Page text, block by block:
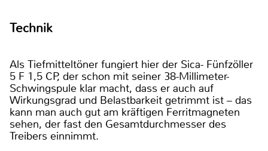
Technik
Als Tiefmitteltöner fungiert hier der Sica- Fünfzöller
5 F 1,5 CP, der schon mit seiner 38-Millimeter-
Schwingspule klar macht, dass er auch auf
Wirkungsgrad und Belastbarkeit getrimmt ist – das
kann man auch gut am kräftigen Ferritmagneten
sehen, der fast den Gesamtdurchmesser des
Treibers einnimmt.